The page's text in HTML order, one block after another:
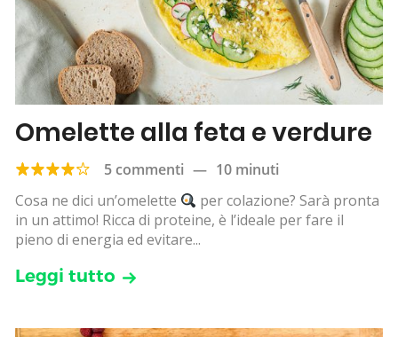
Omelette alla feta e verdure
5 commenti — 10 minuti
Cosa ne dici un’omelette
per colazione? Sarà pronta
in un attimo! Ricca di proteine, è l’ideale per fare il
pieno di energia ed evitare...
Leggi tutto